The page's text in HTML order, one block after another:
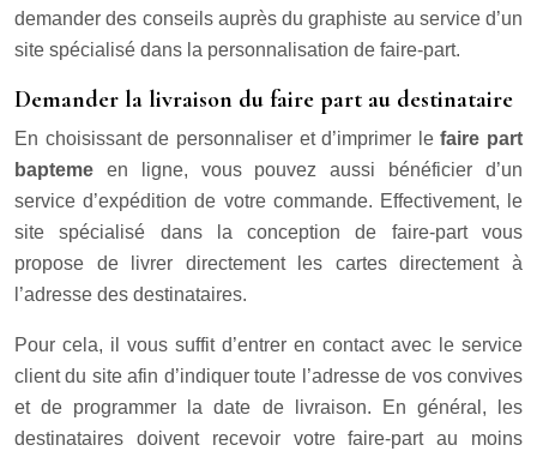
demander des conseils auprès du graphiste au service d’un
site spécialisé dans la personnalisation de faire-part.
Demander la livraison du faire part au destinataire
En choisissant de personnaliser et d’imprimer lefaire part
bapteme en ligne, vous pouvez aussi bénéficier d’un
service d’expédition de votre commande. Effectivement, le
site spécialisé dans la conception de faire-part vous
propose de livrer directement les cartes directement à
l’adresse des destinataires.
Pour cela, il vous suffit d’entrer en contact avec le service
client du site afin d’indiquer toute l’adresse de vos convives
et de programmer la date de livraison. En général, les
destinataires doivent recevoir votre faire-part au moins